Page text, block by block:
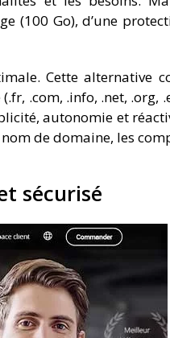
(100 Go), d’une
Cette alternative
.com, .info, .net, .org,
autonomie et
de domaine, les
sécurisé